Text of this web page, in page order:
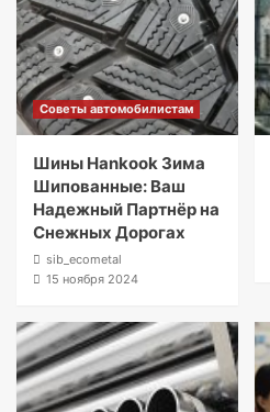
Советы автомобилистам
Шины Hankook Зима
Шипованные: Ваш
Надежный Партнёр на
Снежных Дорогах
sib_ecometal
15 ноября 2024